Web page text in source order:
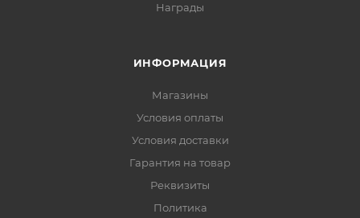
Награды
ИНФОРМАЦИЯ
Магазины
Условия оплаты
Условия доставки
Гарантия на товар
Реквизиты
Политика